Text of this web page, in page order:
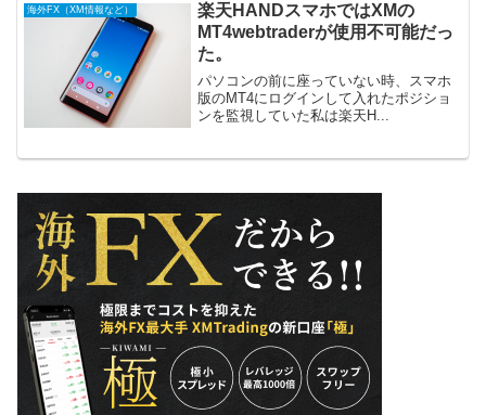
海外FX（XM情報など）
楽天HANDスマホではXMの
MT4webtraderが使用不可能だっ
た。
パソコンの前に座っていない時、スマホ
版のMT4にログインして入れたポジショ
ンを監視していた私は楽天H...